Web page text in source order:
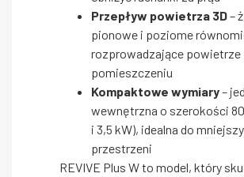
Przepływ powietrza 3D–
pionowe i poziome
rozprowadzające powietrze
pomieszczeniu
Kompaktowe wymiary–
wewnętrzna o szerokości
i 3,5 kW), idealna do
przestrzeni
REVIVE Plus W to model, który